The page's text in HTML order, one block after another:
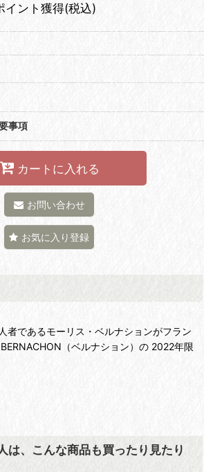
イント獲得(税込)
事項
カートに入れる
お問い合わせ
お気に入り登録
者であるモーリス・ベルナションがフラン
（ベルナション）の 2022年限
は、こんな商品も買ったり見たり